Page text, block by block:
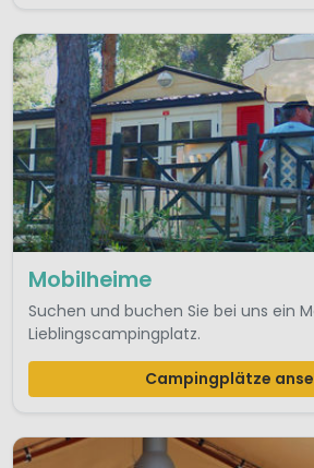
Mobilheime
Suchen und buchen Sie bei uns ein
Lieblingscampingplatz.
Campingplätze